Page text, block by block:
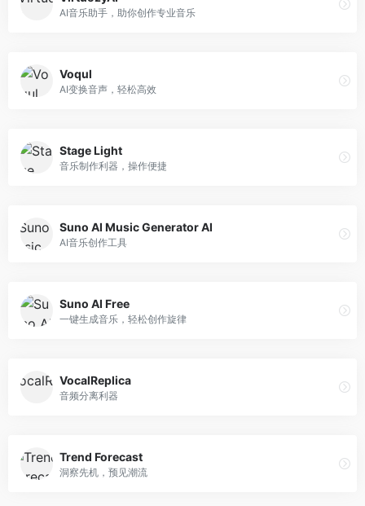
AI音乐助手，助你创作专业音乐
Voqul
AI变换音声，轻松高效
Stage Light
音乐制作利器，操作便捷
Suno AI Music Generator AI
AI音乐创作工具
Suno AI Free
一键生成音乐，轻松创作旋律
VocalReplica
音频分离利器
Trend Forecast
洞察先机，预见潮流